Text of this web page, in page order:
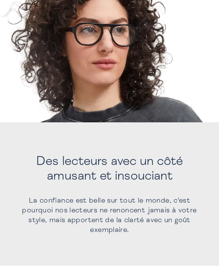
Des lecteurs avec un côté
amusant et insouciant
La confiance est belle sur tout le monde, c'est
pourquoi nos lecteurs ne renoncent jamais à votre
style, mais apportent de la clarté avec un goût
exemplaire.